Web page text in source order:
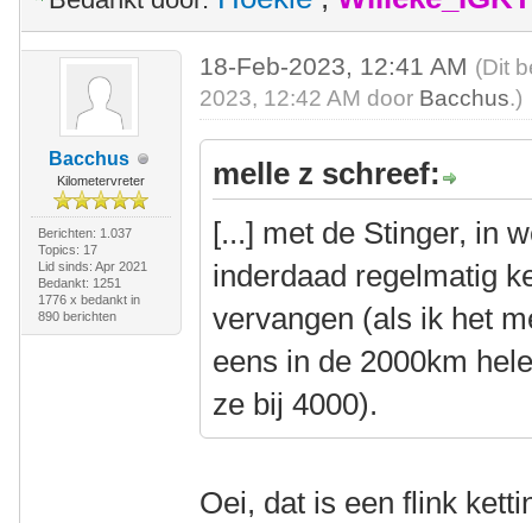
Bacchus
Kilometervreter
Berichten: 1.037
Topics: 17
Lid sinds: Apr 2021
Bedankt: 1251
1776 x bedankt in
890 berichten
18-Feb-2023, 12:41 AM (Dit
2023, 12:42 AM door Bacchus.)
melle z schreef:
[...] met de Stinger, in
inderdaad regelmatig
vervangen (als ik het
eens in de 2000km
ze bij 4000).
Oei, dat is een flink